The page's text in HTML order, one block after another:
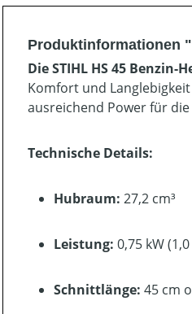
Produktinformationen
Die STIHL HS 45 Benzin-
Komfort und
ausreichend Power für
Technische Details:
Hubraum: 27,2 cm³
Leistung: 0,75 kW (1,0
Schnittlänge: 45 cm